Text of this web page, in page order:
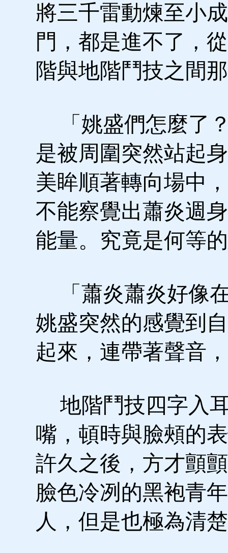
將三千雷動煉至小
門，都是進不了，
階與地階鬥技之間
「姚盛們怎麼了
是被周圍突然站起
美眸順著轉向場中
不能察覺出蕭炎週
能量。究竟是何等
「蕭炎蕭炎好像
姚盛突然的感覺到
起來，連帶著聲音
地階鬥技四字入
嘴，頓時與臉頰的
許久之後，方才顫
臉色冷冽的黑袍青
人，但是也極為清